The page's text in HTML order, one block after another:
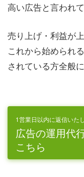
高い広告と言われて
売り上げ・利益が
これから始められ
されている方全般
1営業日以内に返信いた
広告の運用代
こちら